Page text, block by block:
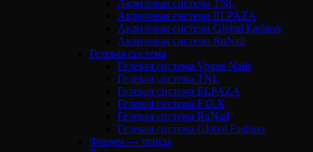
Акриловая система TNL
Акриловая система ELPAZA
Акриловая система Global Fashion
Акриловая система RuNail
Гелевая система
Гелевая система Vogue Nails
Гелевая система TNL
Гелевая система ELPAZA
Гелевая система F.O.X
Гелевая система RuNail
Гелевая система Global Fashion
Формы — типсы